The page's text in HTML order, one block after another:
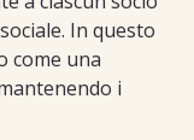
In questo
come una
i